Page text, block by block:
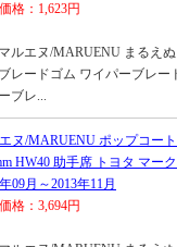
格：1,623円
ルエヌ/MARUENU まるえぬ
レードゴム ワイパーブレー
ブレ...
ヌ/MARUENU ポップコー
HW40 助手席 トヨタ マー
09月～2013年11月
格：3,694円